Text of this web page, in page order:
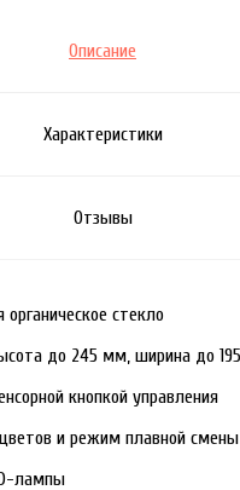
Описание
Характеристики
Отзывы
стекло
до 245 мм, ширина до
кнопкой управления
и режим плавной
лампы